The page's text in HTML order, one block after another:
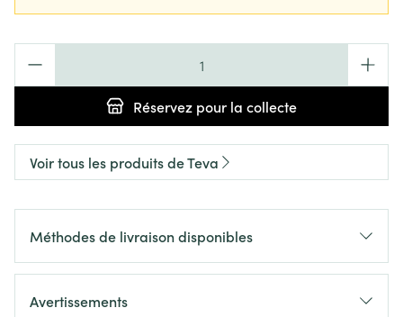
Réservez pour la collecte
Voir tous les produits de Teva
Méthodes de livraison disponibles
Avertissements